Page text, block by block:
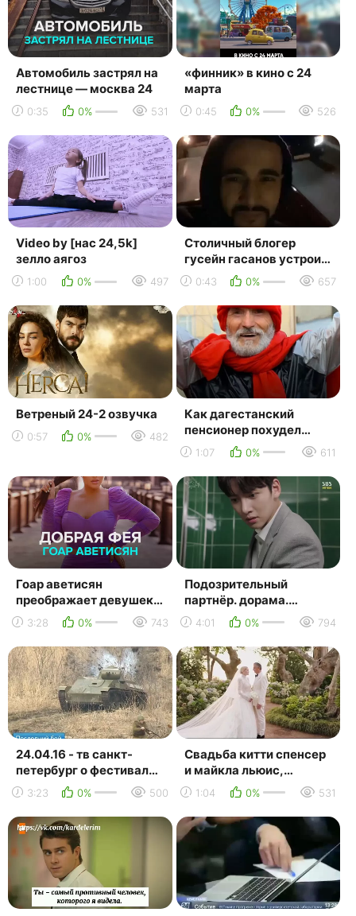
Автомобиль застрял на
лестнице — москва 24
0:35 0% 531
«финник» в кино с 24
марта
0:45 0% 526
Video by [нас 24,5k]
зелло аягоз
1:00 0% 497
Столичный блогер
гусейн гасанов устроил
заезд на элитных
иномарках по улицам
самар...
0:43 0% 657
Ветреный 24-2 озвучка
0:57 0% 482
Как дагестанский
пенсионер похудел
почти на 10 кг за 5
часов? — москва 24
1:07 0% 611
Гоар аветисян
преображает девушек с
особенностями —
москва 24
3:28 0% 743
Подозрительный
партнёр. дорама.
эпизод из серии 12 (24).
в поисках улики
4:01 0% 794
24.04.16 - тв санкт-
петербург о фестивале
"последний бой
ленинградского
фронта...
3:23 0% 500
Свадьба китти спенсер
и майкла льюис,
24.07.21
1:04 0% 531